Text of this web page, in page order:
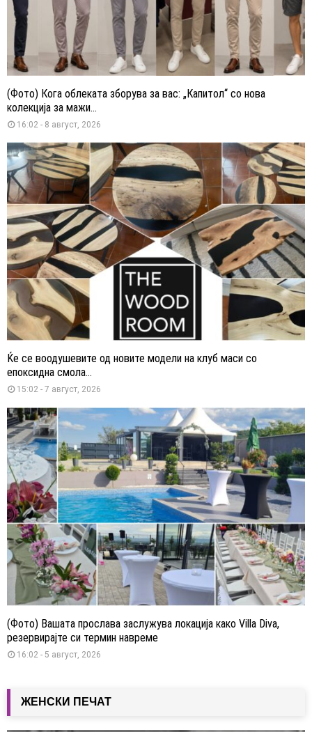
(Фото) Кога облеката зборува за вас: „Капитол“ со нова
колекција за мажи...
16:02 - 8 август, 2026
Ќе се воодушевите од новите модели на клуб маси со
епоксидна смола...
15:02 - 7 август, 2026
(Фото) Вашата прослава заслужува локација како Villa Diva,
резервирајте си термин навреме
16:02 - 5 август, 2026
ЖЕНСКИ ПЕЧАТ